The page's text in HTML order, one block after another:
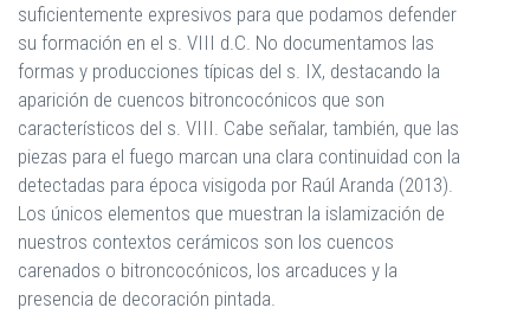
suficientemente expresivos para que podamos defender
su formación en el s. VIII d.C. No documentamos las
formas y producciones típicas del s. IX, destacando la
aparición de cuencos bitroncocónicos que son
característicos del s. VIII. Cabe señalar, también, que las
piezas para el fuego marcan una clara continuidad con la
detectadas para época visigoda por Raúl Aranda (2013).
Los únicos elementos que muestran la islamización de
nuestros contextos cerámicos son los cuencos
carenados o bitroncocónicos, los arcaduces y la
presencia de decoración pintada.